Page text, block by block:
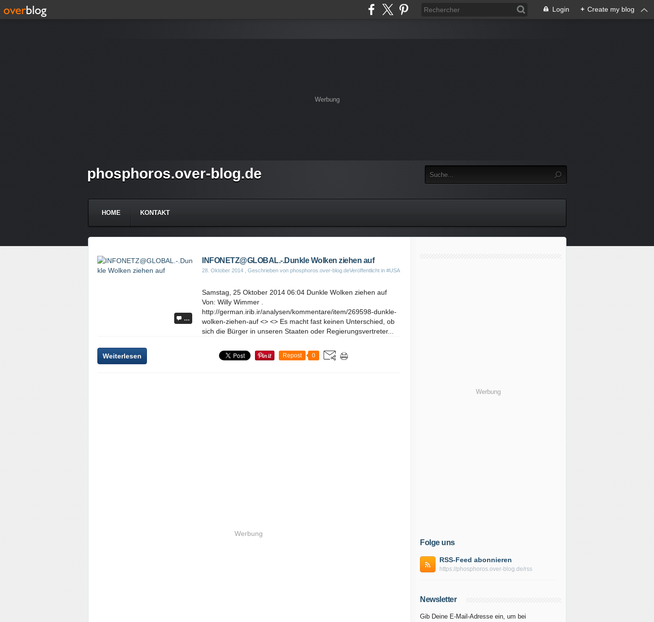
Login + Create my blog
Werbung
phosphoros.over-blog.de
HOME KONTAKT
…
INFONETZ@GLOBAL.-.Dunkle Wolken ziehen auf
28. Oktober 2014 , Geschrieben von phosphoros.over-blog.deVeröffentlicht in #USA
Samstag, 25 Oktober 2014 06:04 Dunkle Wolken ziehen auf
Von: Willy Wimmer .
http://german.irib.ir/analysen/kommentare/item/269598-dunkle-
wolken-ziehen-auf <> <> Es macht fast keinen Unterschied, ob
sich die Bürger in unseren Staaten oder Regierungsvertreter...
Weiterlesen Repost 0
Werbung
Werbung
Folge uns
RSS-Feed abonnieren
https://phosphoros.over-blog.de/rss
Newsletter
Gib Deine E-Mail-Adresse ein, um bei